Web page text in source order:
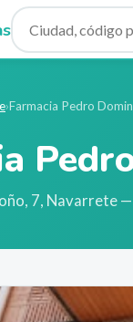
›Farmacia Pedro
7, Navarrete